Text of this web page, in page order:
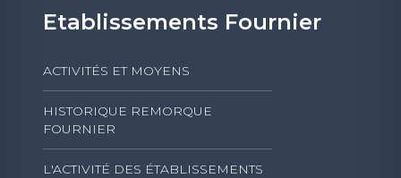
Etablissements Fournier
ACTIVITÉS ET MOYENS
HISTORIQUE REMORQUE
FOURNIER
L'ACTIVITÉ DES ÉTABLISSEMENTS